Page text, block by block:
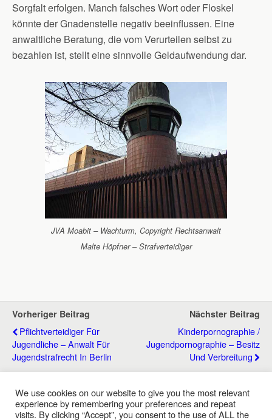
Sorgfalt erfolgen. Manch falsches Wort oder Floskel
könnte der Gnadenstelle negativ beeinflussen. Eine
anwaltliche Beratung, die vom Verurteilen selbst zu
bezahlen ist, stellt eine sinnvolle Geldaufwendung dar.
JVA Moabit – Wachturm, Copyright Rechtsanwalt
Malte Höpfner – Strafverteidiger
Vorheriger Beitrag
Pflichtverteidiger Für
Jugendliche – Anwalt Für
Jugendstrafrecht In Berlin
Nächster Beitrag
Kinderpornographie /
Jugendpornographie – Besitz
Und Verbreitung
Zum Seitenanfang
We use cookies on our website to give you the most relevant
experience by remembering your preferences and repeat
visits. By clicking “Accept”, you consent to the use of ALL the